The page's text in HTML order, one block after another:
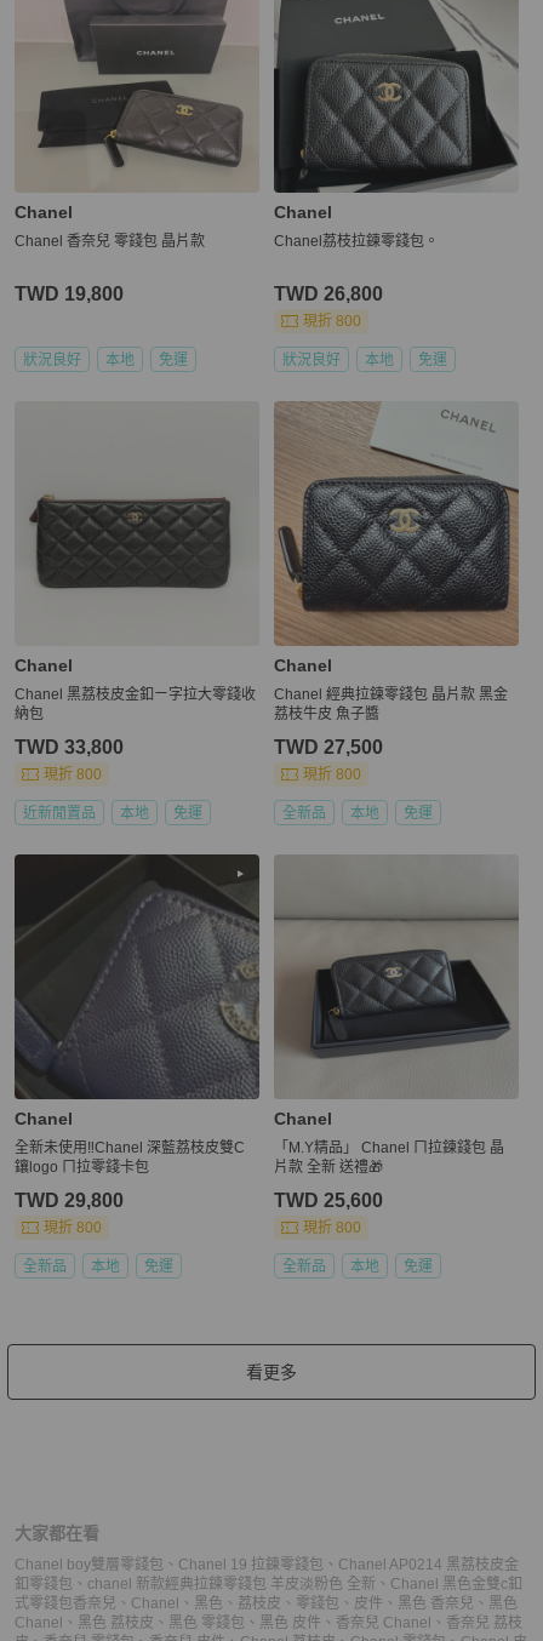
Chanel
Chanel 香奈兒 零錢包 晶片款
TWD 19,800
狀況良好 本地 免運
Chanel
Chanel荔枝拉鍊零錢包。
TWD 26,800
現折 800
狀況良好 本地 免運
Chanel
Chanel 黑荔枝皮金釦ㄧ字拉大零錢收
納包
TWD 33,800
現折 800
近新閒置品 本地 免運
Chanel
Chanel 經典拉鍊零錢包 晶片款 黑金
荔枝牛皮 魚子醬
TWD 27,500
現折 800
全新品 本地 免運
Chanel
全新未使用‼️Chanel 深藍荔枝皮雙C
鑲logo ㄇ拉零錢卡包
TWD 29,800
現折 800
全新品 本地 免運
Chanel
「M.Y精品」 Chanel ㄇ拉鍊錢包 晶
片款 全新 送禮🎁
TWD 25,600
現折 800
全新品 本地 免運
看更多
大家都在看
Chanel boy雙層零錢包 、 Chanel 19 拉鍊零錢包 、 Chanel AP0214 黑荔枝皮金
釦零錢包 、 chanel 新款經典拉鍊零錢包 羊皮淡粉色 全新 、 Chanel 黑色金雙c釦
式零錢包 香奈兒 、 Chanel 、 黑色 、 荔枝皮 、 零錢包 、 皮件 、 黑色 香奈兒 、 黑色
Chanel 、 黑色 荔枝皮 、 黑色 零錢包 、 黑色 皮件 、 香奈兒 Chanel 、 香奈兒 荔枝